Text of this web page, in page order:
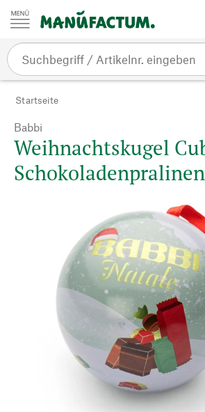
Zum Inhalt springen
Startseite
Babbi
Weihnachtskugel